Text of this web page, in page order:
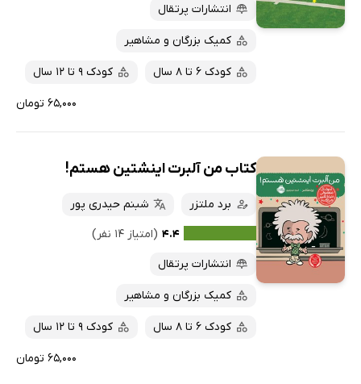
انتشارات پرتقال
کمیک بزرگان و مشاهیر
کودک 6 تا 8 سال کودک 9 تا 12 سال
۶۵,۰۰۰ تومان
کتاب من آلبرت اینشتین هستم!
برد ملتزر
شبنم حیدری پور
۴.۴ (امتیاز ۱۴ نفر)
انتشارات پرتقال
کمیک بزرگان و مشاهیر
کودک 6 تا 8 سال کودک 9 تا 12 سال
۶۵,۰۰۰ تومان